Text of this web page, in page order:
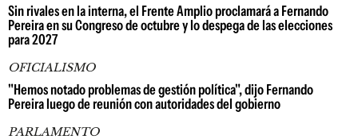
Sin rivales en la interna, el Frente Amplio proclamará a Fernando
Pereira en su Congreso de octubre y lo despega de las elecciones
para 2027
OFICIALISMO
"Hemos notado problemas de gestión política", dijo Fernando
Pereira luego de reunión con autoridades del gobierno
PARLAMENTO